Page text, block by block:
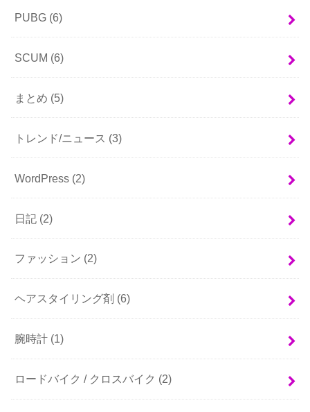
PUBG (6)
SCUM (6)
まとめ (5)
トレンド/ニュース (3)
WordPress (2)
日記 (2)
ファッション (2)
ヘアスタイリング剤 (6)
腕時計 (1)
ロードバイク / クロスバイク (2)